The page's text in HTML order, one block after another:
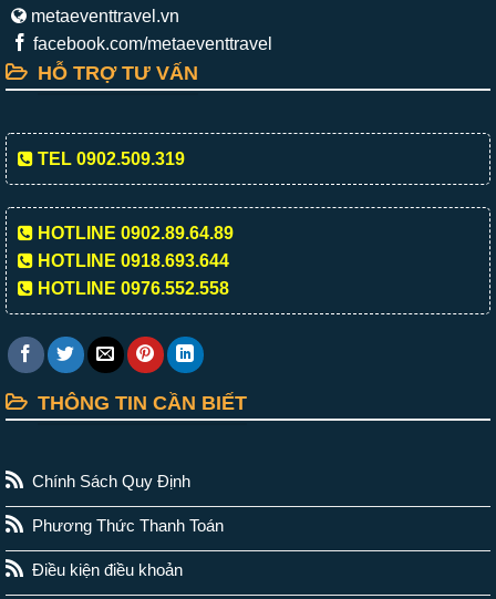
metaeventtravel.vn
facebook.com/metaeventtravel
HỖ TRỢ TƯ VẤN
TEL 0902.509.319
HOTLINE 0902.89.64.89
HOTLINE 0918.693.644
HOTLINE 0976.552.558
THÔNG TIN CẦN BIẾT
Chính Sách Quy Định
Phương Thức Thanh Toán
Điều kiện điều khoản